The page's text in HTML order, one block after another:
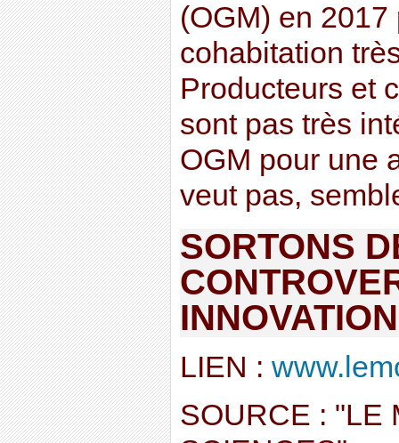
(OGM) en
cohabitation
Producteurs et
sont pas très
OGM pour une
veut pas,
SORTONS
INNOVATION
LIEN :
SOURCE : "LE